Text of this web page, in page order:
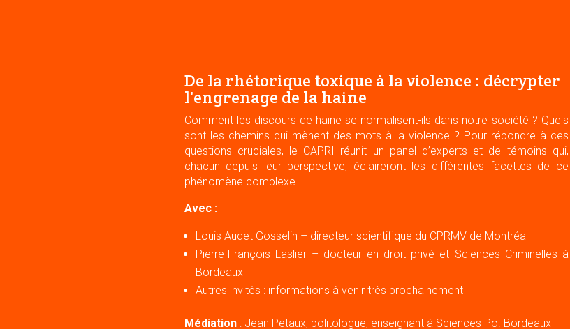
De la rhétorique toxique à la violence : décrypter
l'engrenage de la haine
Comment les discours de haine se normalisent-ils dans notre société ? Quels
sont les chemins qui mènent des mots à la violence ? Pour répondre à ces
questions cruciales, le CAPRI réunit un panel d’experts et de témoins qui,
chacun depuis leur perspective, éclaireront les différentes facettes de ce
phénomène complexe.
Avec :
Louis Audet Gosselin – directeur scientifique du CPRMV de Montréal
Pierre-François Laslier – docteur en droit privé et Sciences Criminelles à
Bordeaux
Autres invités : informations à venir très prochainement
Médiation: Jean Petaux, politologue, enseignant à Sciences Po. Bordeaux